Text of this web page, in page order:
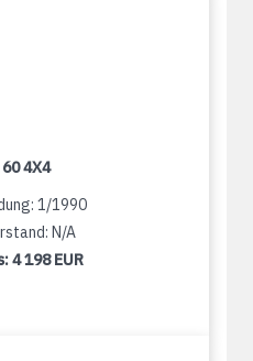
4X4
1/1990
N/A
4 198 EUR